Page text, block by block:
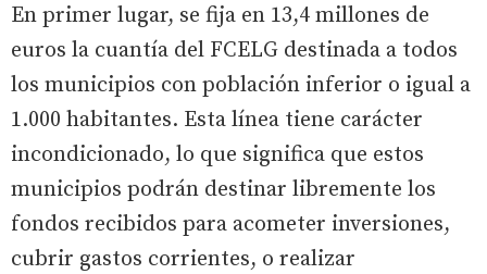
En primer lugar, se fija en 13,4 millones de
euros la cuantía del FCELG destinada a todos
los municipios con población inferior o igual a
1.000 habitantes. Esta línea tiene carácter
incondicionado, lo que significa que estos
municipios podrán destinar libremente los
fondos recibidos para acometer inversiones,
cubrir gastos corrientes, o realizar